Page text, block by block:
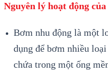
Nguyên lý hoạt động
Bơm nhu động là một
dụng để bơm nhiều
chứa trong một ống